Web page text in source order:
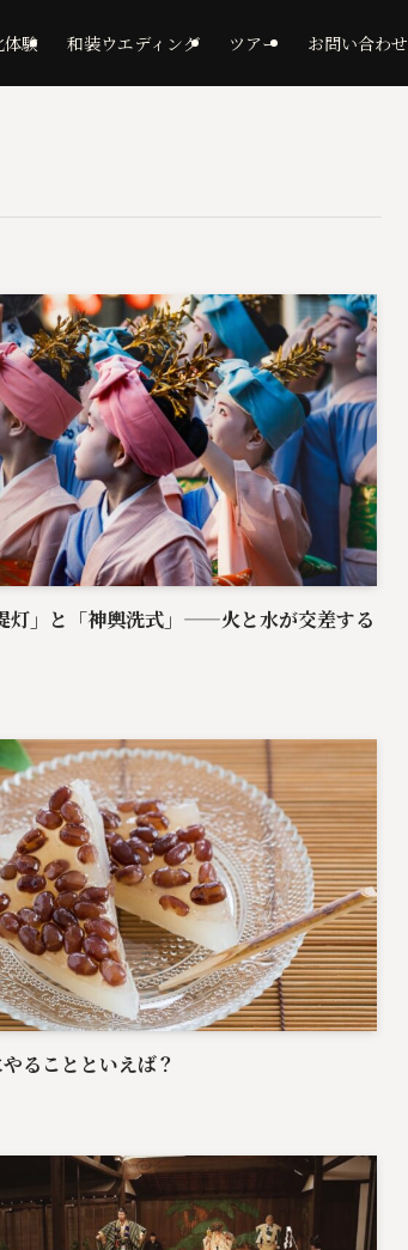
体験 和装ウエディング ツアー お問い合わせ
灯」と「神輿洗式」——火と水が交差する
ることといえば？